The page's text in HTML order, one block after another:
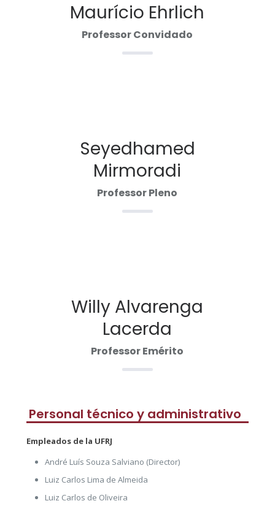
Maurício Ehrlich
Professor Convidado
Seyedhamed
Mirmoradi
Professor Pleno
Willy Alvarenga
Lacerda
Professor Emérito
Personal técnico y administrativo
Empleados de la UFRJ
André Luís Souza Salviano (Director)
Luiz Carlos Lima de Almeida
Luiz Carlos de Oliveira